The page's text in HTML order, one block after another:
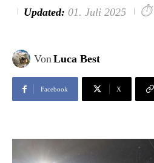
Updated: 01. Juli 2025 ⏱
VonLuca Best
Facebook X